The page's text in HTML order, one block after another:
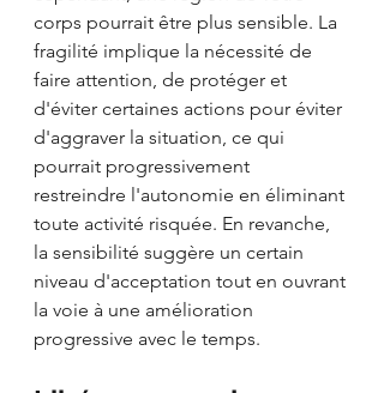
corps pourrait être plus sensible. La
fragilité implique la nécessité de
faire attention, de protéger et
d'éviter certaines actions pour éviter
d'aggraver la situation, ce qui
pourrait progressivement
restreindre l'autonomie en éliminant
toute activité risquée. En revanche,
la sensibilité suggère un certain
niveau d'acceptation tout en ouvrant
la voie à une amélioration
progressive avec le temps.